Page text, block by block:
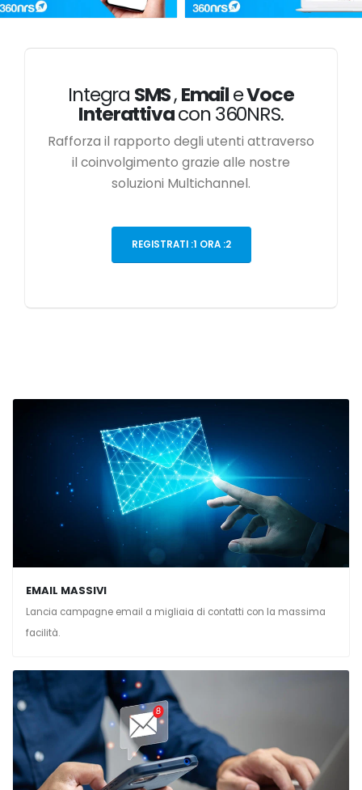
Integra SMS,EmaileVoce
Interattivacon 360NRS.
Rafforza il rapporto degli utenti attraverso
il coinvolgimento grazie alle nostre
soluzioni Multichannel.
REGISTRATI :1 ORA :2
EMAIL MASSIVI
Lancia campagne email a migliaia di contatti con la massima
facilità.